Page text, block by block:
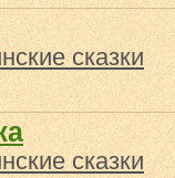
сказки
сказки